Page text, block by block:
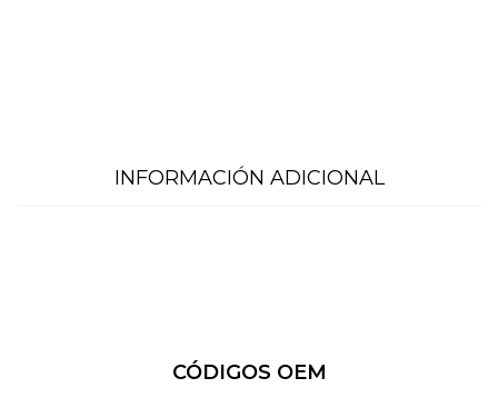
INFORMACIÓN ADICIONAL
CÓDIGOS OEM